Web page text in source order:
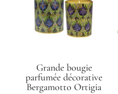
Grande bougie
parfumée décorative
Bergamotto Ortigia